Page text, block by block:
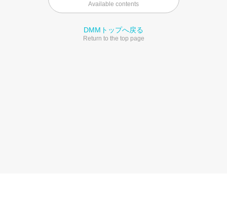
Available contents
DMMトップへ戻る
Return to the top page